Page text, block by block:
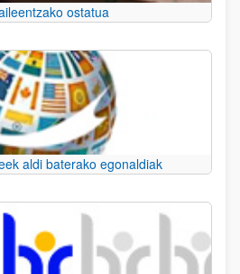
ostatua
aldi baterako egonaldiak